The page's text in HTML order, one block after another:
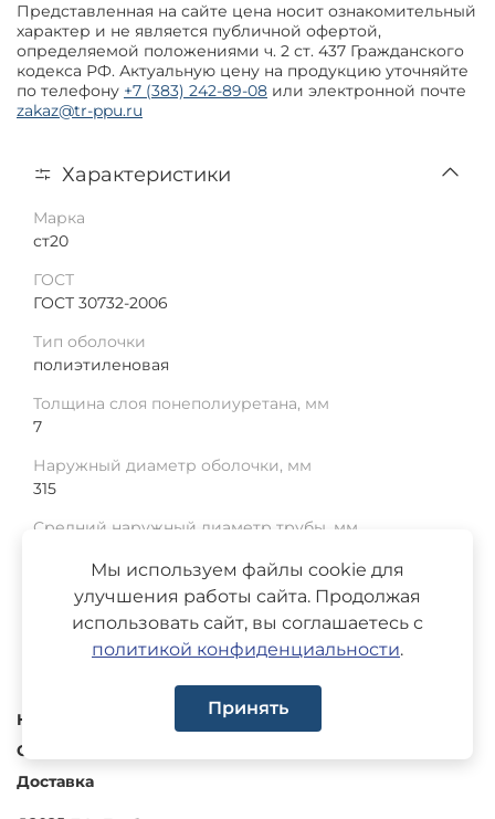
Представленная на сайте цена носит ознакомительный
характер и не является публичной офертой,
определяемой положениями ч. 2 ст. 437 Гражданского
кодекса РФ. Актуальную цену на продукцию уточняйте
по телефону +7 (383) 242-89-08 или электронной почте
zakaz@tr-ppu.ru
Характеристики
Марка
ст20
ГОСТ
ГОСТ 30732-2006
Тип оболочки
полиэтиленовая
Толщина слоя понеполиуретана, мм
7
Наружный диаметр оболочки, мм
315
Средний наружный диаметр трубы, мм
Среднее отклонение, мм
Каталог
О компании
Доставка
Мы используем файлы cookie для
улучшения работы сайта. Продолжая
использовать сайт, вы соглашаетесь с
политикой конфиденциальности.
Принять